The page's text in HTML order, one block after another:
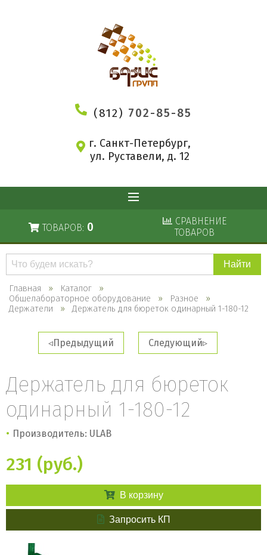
(812) 702-85-85
г. Санкт-Петербург,
ул. Руставели, д. 12
ТОВАРОВ: 0
СРАВНЕНИЕ
ТОВАРОВ
Поиск
каталогу
Главная
Каталог
Общелабораторное оборудование
Разное
Держатели
Держатель для бюреток одинарный 1-180-12
Предыдущий Следующий
Держатель для бюреток
одинарный 1-180-12
Производитель: ULAB
231 (руб.)
В корзину
Запросить КП